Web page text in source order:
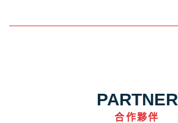
PARTNER
合作夥伴